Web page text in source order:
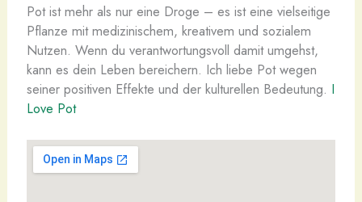
Pot ist mehr als nur eine Droge – es ist eine vielseitige
Pflanze mit medizinischem, kreativem und sozialem
Nutzen. Wenn du verantwortungsvoll damit umgehst,
kann es dein Leben bereichern. Ich liebe Pot wegen
seiner positiven Effekte und der kulturellen Bedeutung. I
Love Pot